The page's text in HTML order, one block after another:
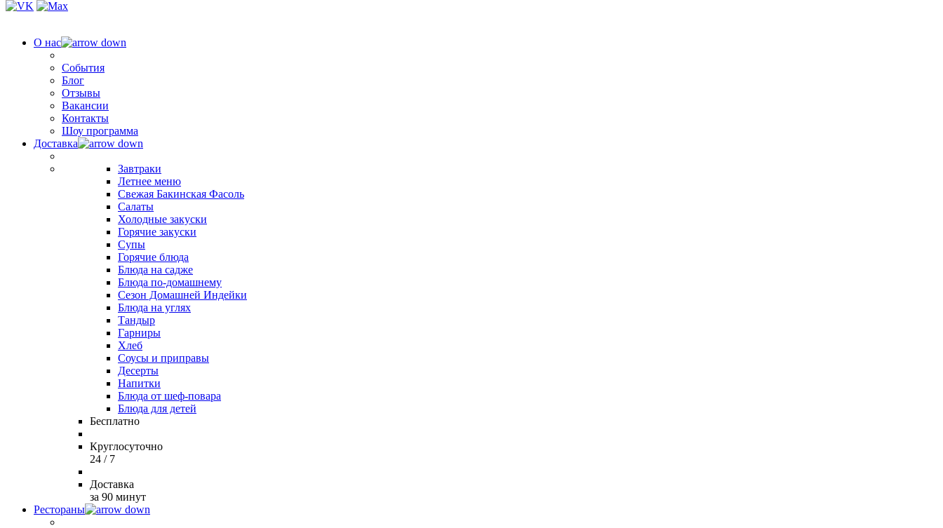
О нас
События
Блог
Отзывы
Вакансии
Контакты
Шоу программа
Доставка
Завтраки
Летнее меню
Свежая Бакинская Фасоль
Салаты
Холодные закуски
Горячие закуски
Супы
Горячие блюда
Блюда на садже
Блюда по-домашнему
Сезон Домашней Индейки
Блюда на углях
Тандыр
Гарниры
Хлеб
Соусы и приправы
Десерты
Напитки
Блюда от шеф-повара
Блюда для детей
Бесплатно
Круглосуточно
24 / 7
Доставка
за 90 минут
Рестораны